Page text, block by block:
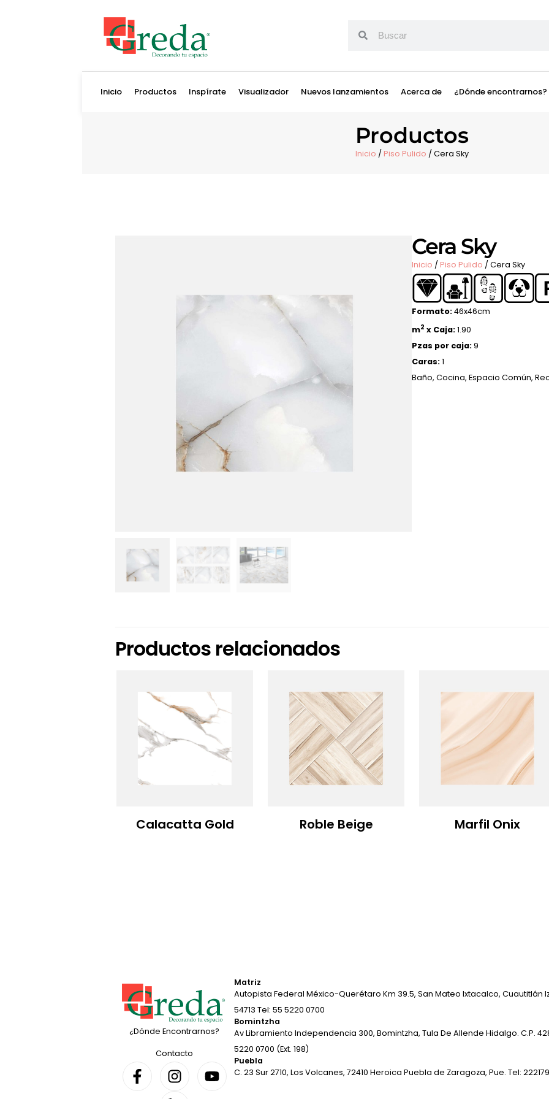
Inicio Productos Inspírate Visualizador Nuevos lanzamientos Acerca de ¿Dónde encontrarnos?
Productos
Inicio / Piso Pulido / Cera Sky
Cera Sky
Inicio / Piso Pulido / Cera Sky
Formato:46x46cm
m2 x Caja:1.90
Pzas por caja:9
Caras:1
Baño, Cocina, Espacio Común,
Productos relacionados
Calacatta Gold Roble Beige Marfil Onix
¿Dónde Encontrarnos?
Contacto
Matriz
Autopista Federal México-Querétaro Km 39.5, San Mateo Ixtacalco, Cuautitlán
54713 Tel: 55 5220 0700
Bomintzha
Av Libramiento Independencia 300, Bomintzha, Tula De Allende Hidalgo. C.P.
5220 0700 (Ext. 198)
Puebla
C. 23 Sur 2710, Los Volcanes, 72410 Heroica Puebla de Zaragoza, Pue. Tel: